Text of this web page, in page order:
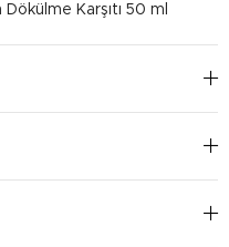
Karşıtı 50 ml